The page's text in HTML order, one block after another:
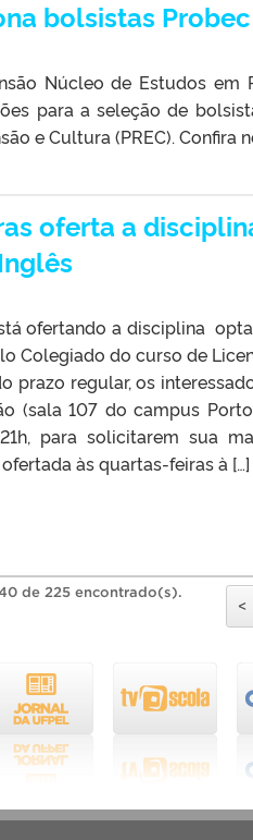
bolsistas
Núcleo de Estudos
para a seleção de
e Cultura (PREC).
oferta a
ofertando a disciplina
Colegiado do curso de
prazo regular, os
(sala 107 do campus
para solicitarem sua
às quartas-feiras à […]
de 225 encontrado(s).
<